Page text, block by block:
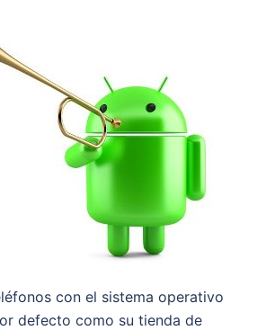
con el sistema operativo
defecto como su tienda de